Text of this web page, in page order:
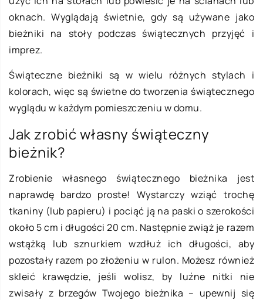
oknach. Wyglądają świetnie, gdy są używane jako
bieżniki na stoły podczas świątecznych przyjęć i
imprez.
Świąteczne bieżniki są w wielu różnych stylach i
kolorach, więc są świetne do tworzenia świątecznego
wyglądu w każdym pomieszczeniu w domu.
Jak zrobić własny świąteczny
bieżnik?
Zrobienie własnego świątecznego bieżnika jest
naprawdę bardzo proste! Wystarczy wziąć trochę
tkaniny (lub papieru) i pociąć ją na paski o szerokości
około 5 cm i długości 20 cm. Następnie zwiąż je razem
wstążką lub sznurkiem wzdłuż ich długości, aby
pozostały razem po złożeniu w rulon. Możesz również
skleić krawędzie, jeśli wolisz, by luźne nitki nie
zwisały z brzegów Twojego bieżnika – upewnij się